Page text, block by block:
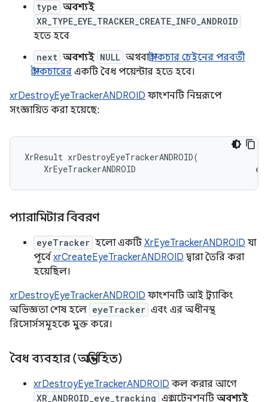
type অবশ্যই
XR_TYPE_EYE_TRACKER_CREATE_INFO_ANDROID
হতে হবে
next অবশ্যই NULL অথবাস্ট্রাকচার চেইনের পরবর্তী
স্ট্রাকচারের একটি বৈধ পয়েন্টার হতে হবে।
xrDestroyEyeTrackerANDROID ফাংশনটি নিম্নরূপে
সংজ্ঞায়িত করা হয়েছে:
XrResult xrDestroyEyeTrackerANDROID(
প্যারামিটার বিবরণ
eyeTracker হলো একটি XrEyeTrackerANDROID যা
পূর্বে xrCreateEyeTrackerANDROID দ্বারা তৈরি করা
হয়েছিল।
xrDestroyEyeTrackerANDROID ফাংশনটি আই ট্র্যাকিং
অভিজ্ঞতা শেষ হলে eyeTracker এবং এর অধীনস্থ
রিসোর্সসমূহকে মুক্ত করে।
বৈধ ব্যবহার (অন্তর্নিহিত)
xrDestroyEyeTrackerANDROID কল করার আগে
XR_ANDROID_eye_tracking এক্সটেনশনটি অবশ্যই